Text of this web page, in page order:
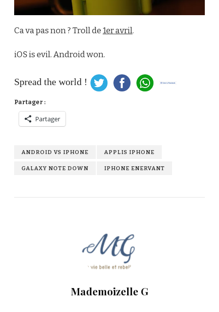
Ca va pas non ? Troll de1er avril.
iOS is evil. Android won.
Spread the world !
Partager :
Partager
ANDROID VS IPHONE APPLIS IPHONE
GALAXY NOTE DOWN IPHONE ENERVANT
Mademoizelle G